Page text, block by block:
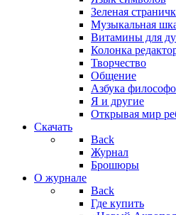
Зеленая
Музыкальная
Витамины для
Колонка
Творчество
Общение
Азбука
Я и другие
Открывая мир
Скачать
Back
Журнал
Брошюры
О журнале
Back
Где купить